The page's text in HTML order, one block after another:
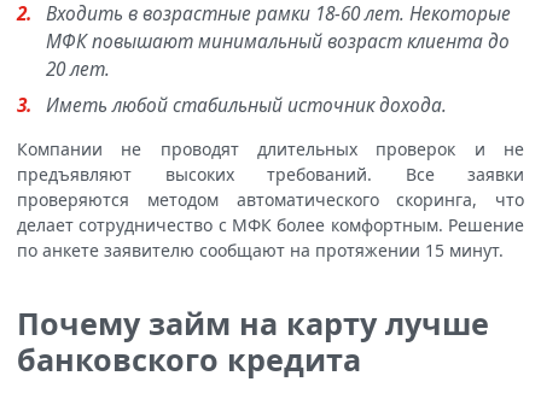
Входить в возрастные рамки 18-60 лет. Некоторые
МФК повышают минимальный возраст клиента до
20 лет.
Иметь любой стабильный источник дохода.
Компании не проводят длительных проверок и не
предъявляют высоких требований. Все заявки
проверяются методом автоматического скоринга, что
делает сотрудничество с МФК более комфортным. Решение
по анкете заявителю сообщают на протяжении 15 минут.
Почему займ на карту лучше
банковского кредита